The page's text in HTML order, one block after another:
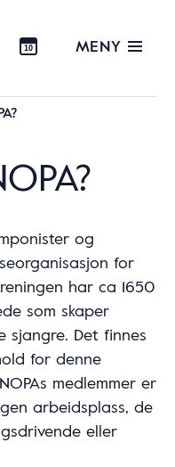
10 MENY
og
for
har ca 1650
som skaper
sjangre. Det finnes
for denne
medlemmer er
arbeidsplass, de
eller